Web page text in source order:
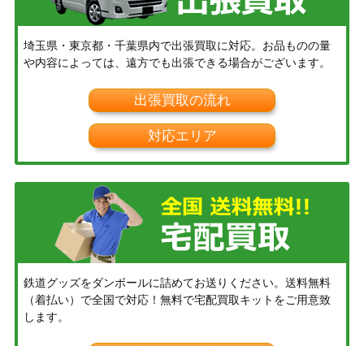
埼玉県・東京都・千葉県内で出張買取に対応。お品ものの量
や内容によっては、遠方でも出張できる場合がございます。
出張買取の流れ
対応エリア
鉄道グッズをダンボールに詰めてお送りください。送料無料
（着払い）で全国で対応！無料で宅配買取キットをご用意致
します。